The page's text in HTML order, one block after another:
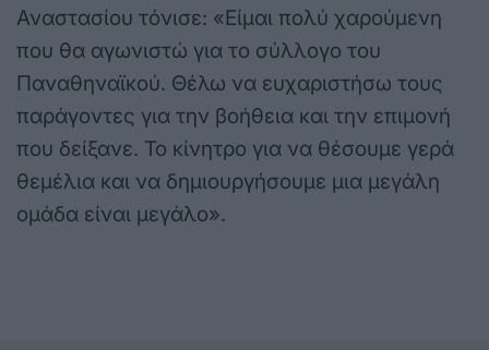
Αναστασίου τόνισε: «Είμαι πολύ χαρούμενη
που θα αγωνιστώ για το σύλλογο του
Παναθηναϊκού. Θέλω να ευχαριστήσω τους
παράγοντες για την βοήθεια και την επιμονή
που δείξανε. Το κίνητρο για να θέσουμε γερά
θεμέλια και να δημιουργήσουμε μια μεγάλη
ομάδα είναι μεγάλο».